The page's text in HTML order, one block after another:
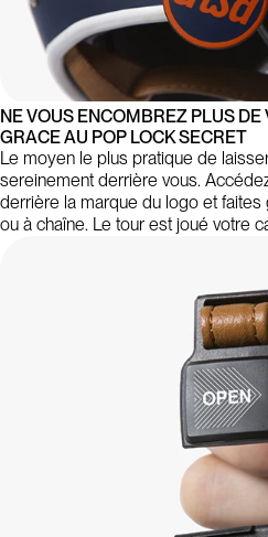
NE VOUS ENCOMBREZ PLUS DE
GRACE AU POP LOCK SECRET
Le moyen le plus pratique de
sereinement derrière vous.
derrière la marque du logo et faites
ou à chaîne. Le tour est joué votre